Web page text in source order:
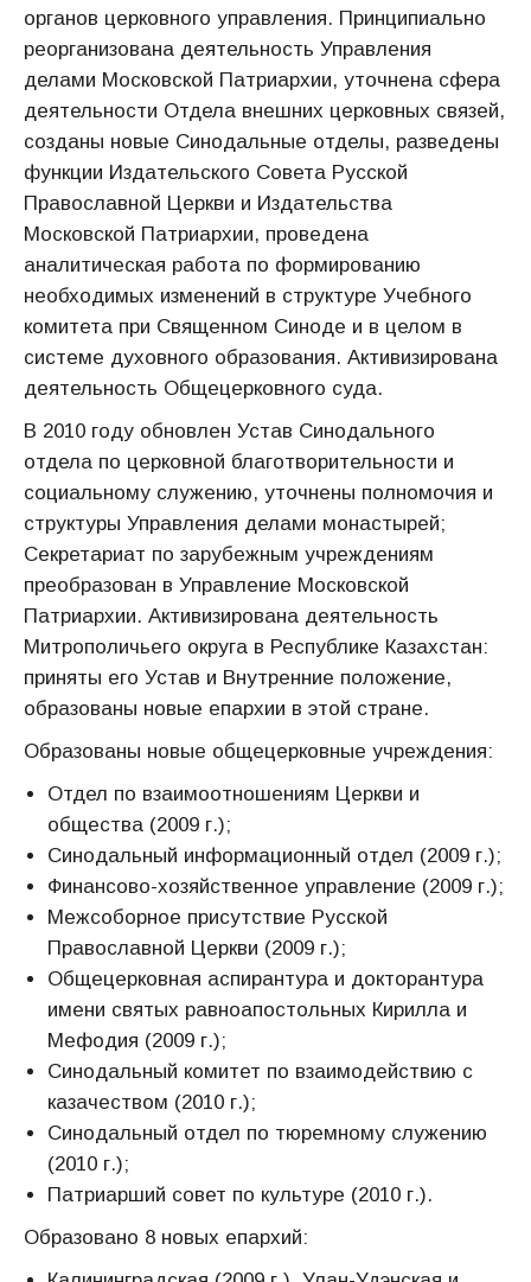
органов церковного управления. Принципиально
реорганизована деятельность Управления
делами Московской Патриархии, уточнена сфера
деятельности Отдела внешних церковных связей,
созданы новые Синодальные отделы, разведены
функции Издательского Совета Русской
Православной Церкви и Издательства
Московской Патриархии, проведена
аналитическая работа по формированию
необходимых изменений в структуре Учебного
комитета при Священном Синоде и в целом в
системе духовного образования. Активизирована
деятельность Общецерковного суда.
В 2010 году обновлен Устав Синодального
отдела по церковной благотворительности и
социальному служению, уточнены полномочия и
структуры Управления делами монастырей;
Секретариат по зарубежным учреждениям
преобразован в Управление Московской
Патриархии. Активизирована деятельность
Митрополичьего округа в Республике Казахстан:
приняты его Устав и Внутренние положение,
образованы новые епархии в этой стране.
Образованы новые общецерковные учреждения:
Отдел по взаимоотношениям Церкви и
общества (2009 г.);
Синодальный информационный отдел (2009 г.);
Финансово-хозяйственное управление (2009 г.);
Межсоборное присутствие Русской
Православной Церкви (2009 г.);
Общецерковная аспирантура и докторантура
имени святых равноапостольных Кирилла и
Мефодия (2009 г.);
Синодальный комитет по взаимодействию с
казачеством (2010 г.);
Синодальный отдел по тюремному служению
(2010 г.);
Патриарший совет по культуре (2010 г.).
Образовано 8 новых епархий: